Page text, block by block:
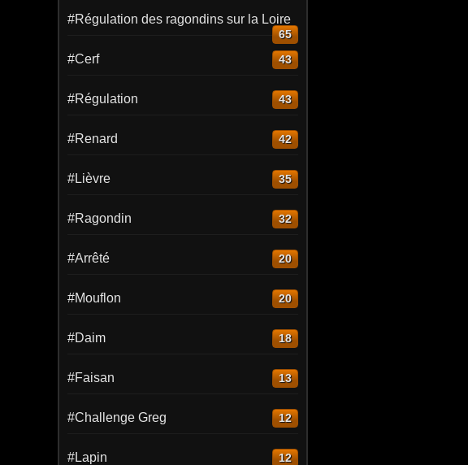
#Régulation des ragondins sur la Loire
65
#Cerf 43
#Régulation 43
#Renard 42
#Lièvre 35
#Ragondin 32
#Arrêté 20
#Mouflon 20
#Daim 18
#Faisan 13
#Challenge Greg 12
#Lapin 12